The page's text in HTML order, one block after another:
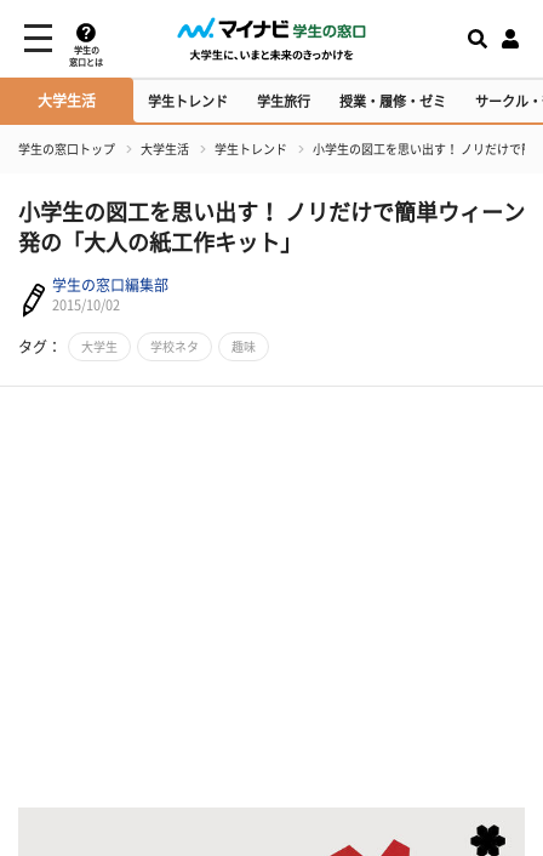
学生の
窓口とは
大学生活 学生トレンド 学生旅行 授業・履修・ゼミ サークル
学生の窓口トップ 大学生活 学生トレンド 小学生の図工を思い出す！ ノリだけで簡
小学生の図工を思い出す！ ノリだけで簡単ウィーン
発の「大人の紙工作キット」
学生の窓口編集部
2015/10/02
タグ： 大学生 学校ネタ 趣味